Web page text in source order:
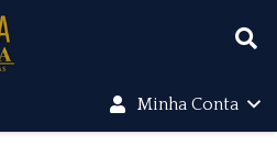
Minha Conta